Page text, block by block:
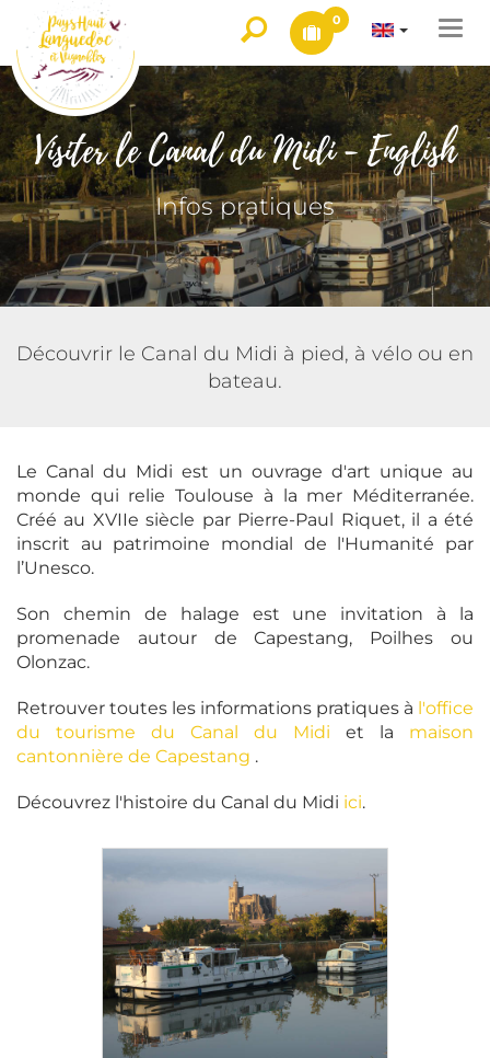
0
Visiter le Canal du Midi - English
Infos pratiques
Découvrir le Canal du Midi à pied, à vélo ou en
bateau.
Le Canal du Midi est un ouvrage d'art unique au
monde qui relie Toulouse à la mer Méditerranée.
Créé au XVIIe siècle par Pierre-Paul Riquet, il a été
inscrit au patrimoine mondial de l'Humanité par
l’Unesco.
Son chemin de halage est une invitation à la
promenade autour de Capestang, Poilhes ou
Olonzac.
Retrouver toutes les informations pratiques à l'office
du tourisme du Canal du Midi et la maison
cantonnière de Capestang .
Découvrez l'histoire du Canal du Midi ici.